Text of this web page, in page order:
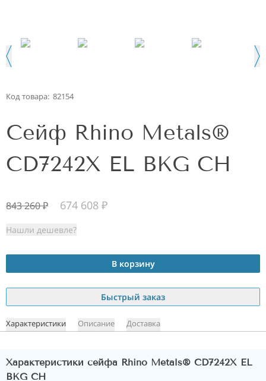
Код товара: 82154
Сейф Rhino Metals®
CD7242X EL BKG CH
843 260₽ 674 608 ₽
Нашли дешевле?
В корзину
Быстрый заказ
Характеристики Описание Доставка
Характеристики сейфа Rhino Metals® CD7242X EL
BKG CH